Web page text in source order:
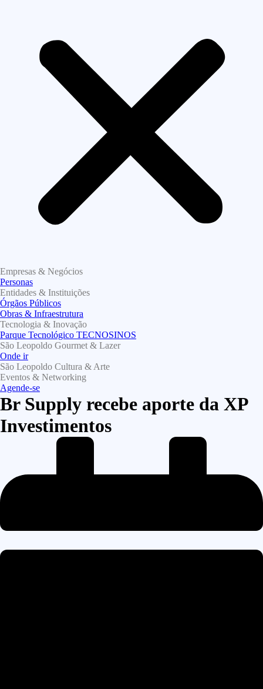
Empresas & Negócios
Personas
Entidades & Instituições
Órgãos Públicos
Obras & Infraestrutura
Tecnologia & Inovação
Parque Tecnológico TECNOSINOS
São Leopoldo Gourmet & Lazer
Onde ir
São Leopoldo Cultura & Arte
Eventos & Networking
Agende-se
Br Supply recebe aporte da XP
Investimentos